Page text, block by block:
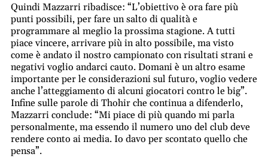
Quindi Mazzarri ribadisce: “L’obiettivo è ora fare più
punti possibili, per fare un salto di qualità e
programmare al meglio la prossima stagione. A tutti
piace vincere, arrivare più in alto possibile, ma visto
come è andato il nostro campionato con risultati strani e
negativi voglio andarci cauto. Domani è un altro esame
importante per le considerazioni sul futuro, voglio vedere
anche l’atteggiamento di alcuni giocatori contro le big”.
Infine sulle parole di Thohir che continua a difenderlo,
Mazzarri conclude: “Mi piace di più quando mi parla
personalmente, ma essendo il numero uno del club deve
rendere conto ai media. Io davo per scontato quello che
pensa”.